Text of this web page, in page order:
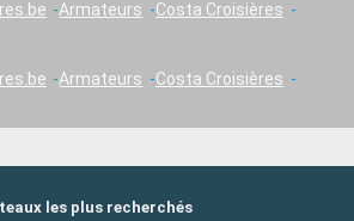
Armateurs
Costa Croisières
Armateurs
Costa Croisières
les plus recherchés